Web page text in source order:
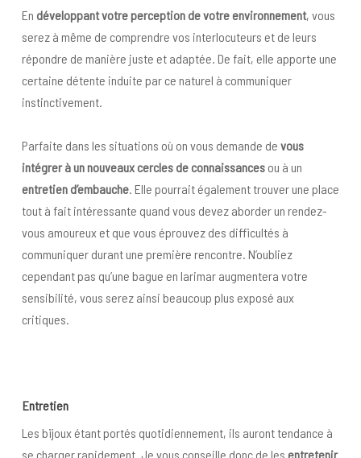
En développant votre perception de votre environnement, vous
serez à même de comprendre vos interlocuteurs et de leurs
répondre de manière juste et adaptée. De fait, elle apporte une
certaine détente induite par ce naturel à communiquer
instinctivement.
Parfaite dans les situations où on vous demande de vous
intégrer à un nouveaux cercles de connaissancesou à un
entretien d’embauche. Elle pourrait également trouver une place
tout à fait intéressante quand vous devez aborder un rendez-
vous amoureux et que vous éprouvez des difficultés à
communiquer durant une première rencontre. N’oubliez
cependant pas qu’une bague en larimar augmentera votre
sensibilité, vous serez ainsi beaucoup plus exposé aux
critiques.
Entretien
Les bijoux étant portés quotidiennement, ils auront tendance à
se charger rapidement. Je vous conseille donc de les entretenir